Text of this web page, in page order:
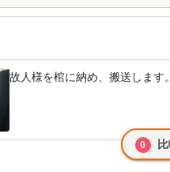
故人様を棺に納め、搬送します。
0